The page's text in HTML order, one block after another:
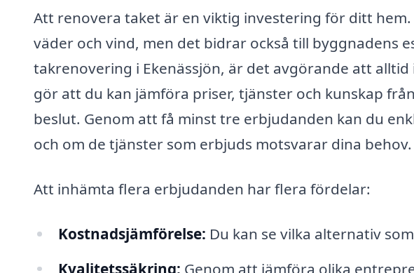
Att renovera taket är en viktig investering för ditt
väder och vind, men det bidrar också till byggnadens
takrenovering i Ekenässjön, är det avgörande att
gör att du kan jämföra priser, tjänster och kunskap
beslut. Genom att få minst tre erbjudanden kan du
och om de tjänster som erbjuds motsvarar dina behov.
Att in­hämta flera erbjudanden har flera fördelar:
Kostnadsjämförelse: Du kan se vilka alternativ
Kvalitetssäkring: Genom att jämföra olika